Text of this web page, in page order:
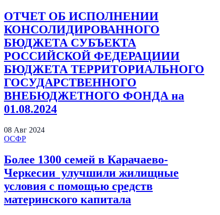
ОТЧЕТ ОБ ИСПОЛНЕНИИ
КОНСОЛИДИРОВАННОГО
БЮДЖЕТА СУБЪЕКТА
РОССИЙСКОЙ ФЕДЕРАЦИИИ
БЮДЖЕТА ТЕРРИТОРИАЛЬНОГО
ГОСУДАРСТВЕННОГО
ВНЕБЮДЖЕТНОГО ФОНДА на
01.08.2024
08 Авг 2024
ОСФР
Более 1300 семей в Карачаево-
Черкесии улучшили жилищные
условия с помощью средств
материнского капитала